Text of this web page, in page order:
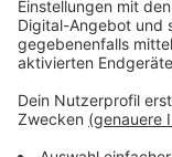
Anzeige